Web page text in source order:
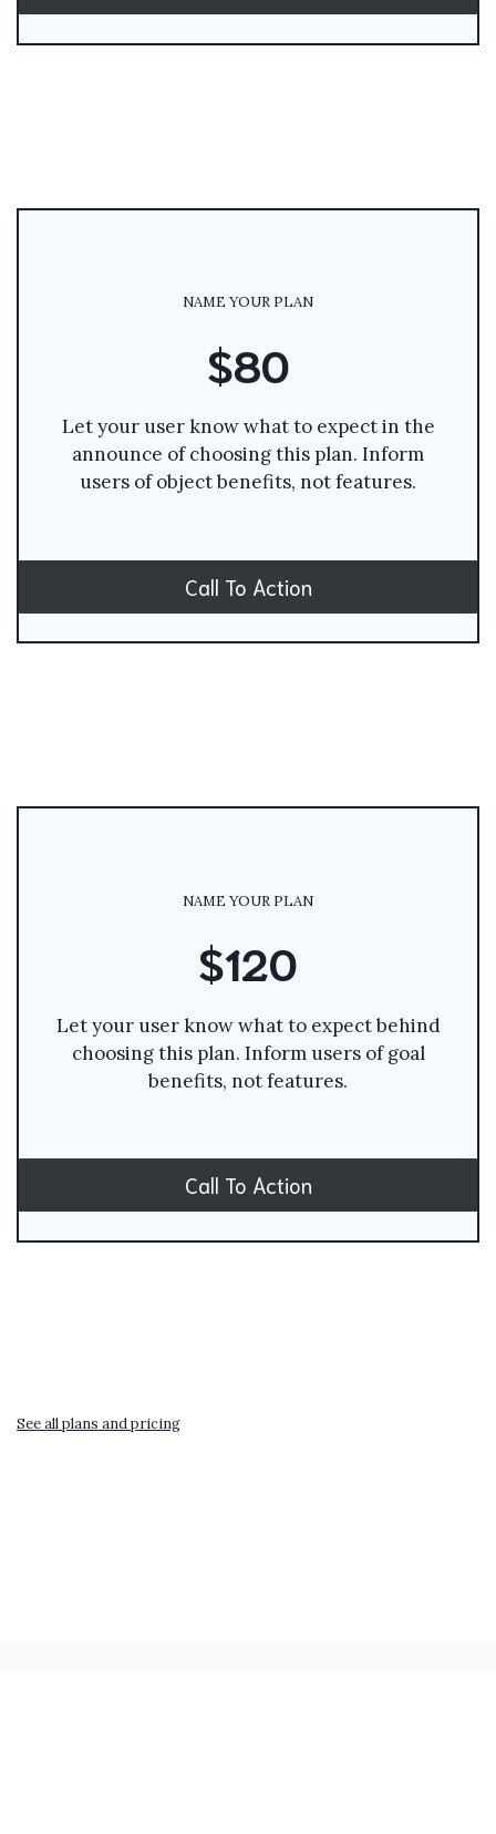
NAME YOUR PLAN
$80
Let your user know what to expect in the
announce of choosing this plan. Inform
users of object benefits, not features.
Call To Action
NAME YOUR PLAN
$120
Let your user know what to expect behind
choosing this plan. Inform users of goal
benefits, not features.
Call To Action
See all plans and pricing